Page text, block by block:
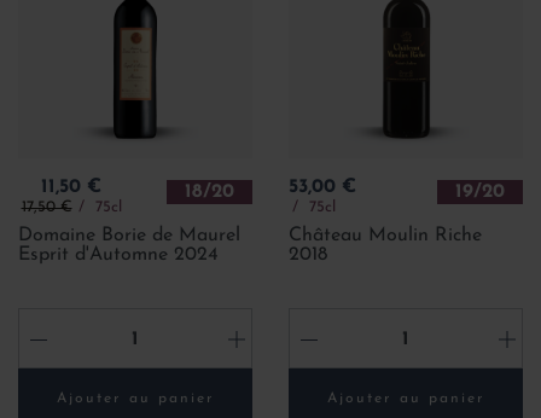
Prix
11,50 €
Prix de base
17,50 € 75cl
18/20
Domaine Borie de Maurel
Esprit d'Automne 2024
- +
Ajouter au panier
Prix
53,00 €
75cl
19/20
Château Moulin Riche
2018
- +
Ajouter au panier